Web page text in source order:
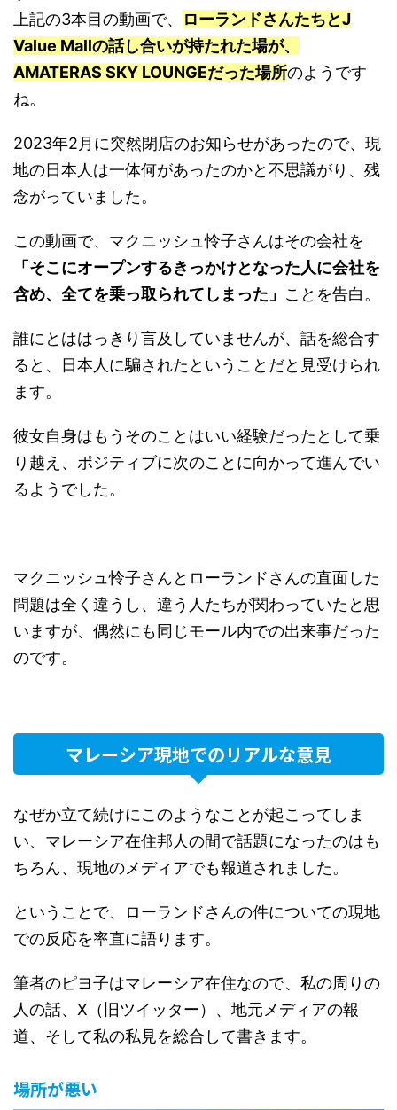
上記の3本目の動画で、
ローランドさんたちとJ
Value Mallの話し合いが持たれた場が、
AMATERAS SKY LOUNGEだった場所のようです
ね。
2023年2月に突然閉店のお知らせがあったので、現
地の日本人は一体何があったのかと不思議がり、残
念がっていました。
この動画で、マクニッシュ怜子さんはその会社を
「そこにオープンするきっかけとなった人に会社を
含め、全てを乗っ取られてしまった」 ことを告白。
誰にとははっきり言及していませんが、話を総合す
ると、日本人に騙されたということだと見受けられ
ます。
彼女自身はもうそのことはいい経験だったとして乗
り越え、ポジティブに次のことに向かって進んでい
るようでした。
マクニッシュ怜子さんとローランドさんの直面した
問題は全く違うし、違う人たちが関わっていたと思
いますが、偶然にも同じモール内での出来事だった
のです。
マレーシア現地でのリアルな意見
なぜか立て続けにこのようなことが起こってしま
い、マレーシア在住邦人の間で話題になったのはも
ちろん、現地のメディアでも報道されました。
ということで、ローランドさんの件についての現地
での反応を率直に語ります。
筆者のピヨ子はマレーシア在住なので、私の周りの
人の話、X（旧ツイッター）、地元メディアの報
道、そして私の私見を総合して書きます。
場所が悪い